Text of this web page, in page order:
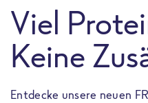
Viel
Keine
Entdecke unsere neuen